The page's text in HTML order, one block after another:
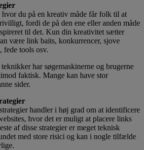
hvor du på en kreativ måde får folk til at
fordi de på den ene eller anden måde
til det. Kun din kreativitet sætter
være link baits, konkurrencer, sjove
fede tools osv.
har søgemaskinerne og brugerne
faktisk. Mange kan have stor
sider.
handler i høj grad om at identificere
hvor det er muligt at placere links
af disse strategier er meget teknisk
med store risici og kan i nogle tilfælde